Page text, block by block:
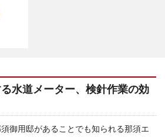
水道メーター、検針作業の効
御用邸があることでも知られる那須エ